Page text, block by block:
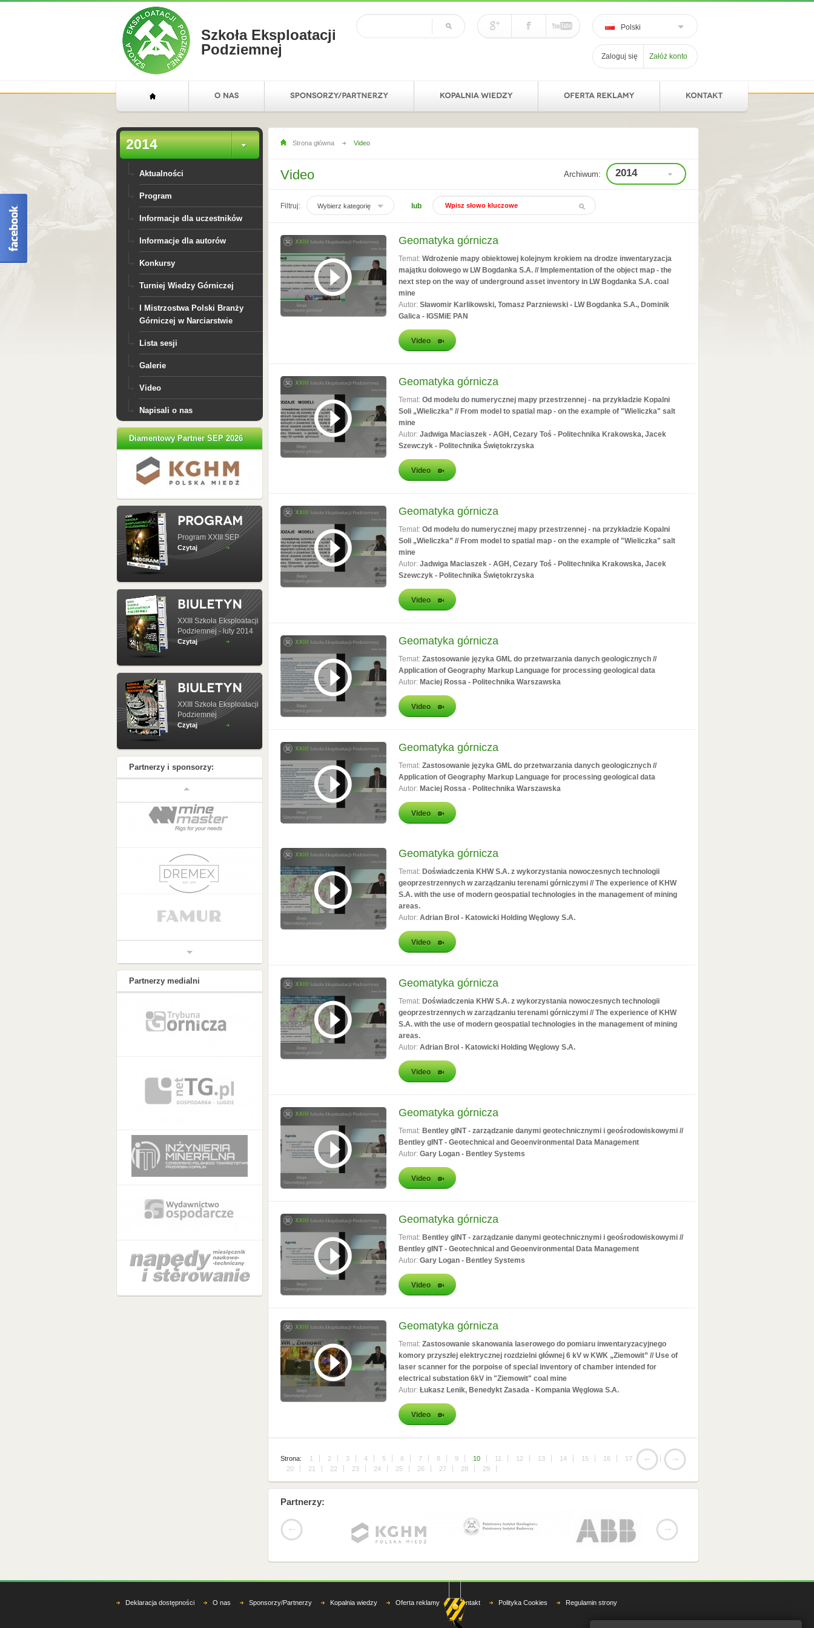
Szkoła Eksploatacji
Podziemnej
Polski
Zaloguj się Załóż konto
2014
Aktualności
Program
Informacje dla uczestników
Informacje dla autorów
Konkursy
Turniej Wiedzy Górniczej
I Mistrzostwa Polski Branży
Górniczej w Narciarstwie
Lista sesji
Galerie
Video
Napisali o nas
Diamentowy Partner SEP 2026
Program XXIII SEP
Czytaj
XXIII Szkoła Eksploatacji
Podziemnej - luty 2014
Czytaj
XXIII Szkoła Eksploatacji
Podziemnej
Czytaj
Partnerzy i sponsorzy:
Partnerzy medialni
Strona główna Video
Video Archiwum: 2014
Filtruj: Wybierz kategorię lub
Geomatyka górnicza
Temat: Wdrożenie mapy obiektowej kolejnym krokiem na drodze inwentaryzacja
majątku dołowego w LW Bogdanka S.A. // Implementation of the object map - the
next step on the way of underground asset inventory in LW Bogdanka S.A. coal
mine
Autor: Sławomir Karlikowski, Tomasz Parzniewski - LW Bogdanka S.A., Dominik
Galica - IGSMiE PAN
Video
Geomatyka górnicza
Temat: Od modelu do numerycznej mapy przestrzennej - na przykładzie Kopalni
Soli „Wieliczka” // From model to spatial map - on the example of "Wieliczka" salt
mine
Autor: Jadwiga Maciaszek - AGH, Cezary Toś - Politechnika Krakowska, Jacek
Szewczyk - Politechnika Świętokrzyska
Video
Geomatyka górnicza
Temat: Od modelu do numerycznej mapy przestrzennej - na przykładzie Kopalni
Soli „Wieliczka” // From model to spatial map - on the example of "Wieliczka" salt
mine
Autor: Jadwiga Maciaszek - AGH, Cezary Toś - Politechnika Krakowska, Jacek
Szewczyk - Politechnika Świętokrzyska
Video
Geomatyka górnicza
Temat: Zastosowanie języka GML do przetwarzania danych geologicznych //
Application of Geography Markup Language for processing geological data
Autor: Maciej Rossa - Politechnika Warszawska
Video
Geomatyka górnicza
Temat: Zastosowanie języka GML do przetwarzania danych geologicznych //
Application of Geography Markup Language for processing geological data
Autor: Maciej Rossa - Politechnika Warszawska
Video
Geomatyka górnicza
Temat: Doświadczenia KHW S.A. z wykorzystania nowoczesnych technologii
geoprzestrzennych w zarządzaniu terenami górniczymi // The experience of KHW
S.A. with the use of modern geospatial technologies in the management of mining
areas.
Autor: Adrian Brol - Katowicki Holding Węglowy S.A.
Video
Geomatyka górnicza
Temat: Doświadczenia KHW S.A. z wykorzystania nowoczesnych technologii
geoprzestrzennych w zarządzaniu terenami górniczymi // The experience of KHW
S.A. with the use of modern geospatial technologies in the management of mining
areas.
Autor: Adrian Brol - Katowicki Holding Węglowy S.A.
Video
Geomatyka górnicza
Temat: Bentley gINT - zarządzanie danymi geotechnicznymi i geośrodowiskowymi //
Bentley gINT - Geotechnical and Geoenvironmental Data Management
Autor: Gary Logan - Bentley Systems
Video
Geomatyka górnicza
Temat: Bentley gINT - zarządzanie danymi geotechnicznymi i geośrodowiskowymi //
Bentley gINT - Geotechnical and Geoenvironmental Data Management
Autor: Gary Logan - Bentley Systems
Video
Geomatyka górnicza
Temat: Zastosowanie skanowania laserowego do pomiaru inwentaryzacyjnego
komory przyszłej elektrycznej rozdzielni głównej 6 kV w KWK „Ziemowit” // Use of
laser scanner for the porpoise of special inventory of chamber intended for
electrical substation 6kV in "Ziemowit" coal mine
Autor: Łukasz Lenik, Benedykt Zasada - Kompania Węglowa S.A.
Video
Strona: 1 2 3 4 5 6 7 8 9 10 11 12 13 14 15 16 17 18
19
20
21 22 23 24 25 26 27 28 29
Partnerzy:
Deklaracja dostępności O nas Sponsorzy/Partnerzy Kopalnia wiedzy Oferta reklamy Kontakt Polityka Cookies Regulamin strony